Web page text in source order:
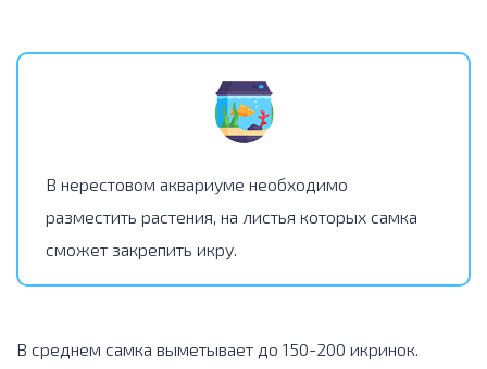
В нерестовом аквариуме необходимо
разместить растения, на листья которых самка
сможет закрепить икру.
В среднем самка выметывает до 150-200 икринок.